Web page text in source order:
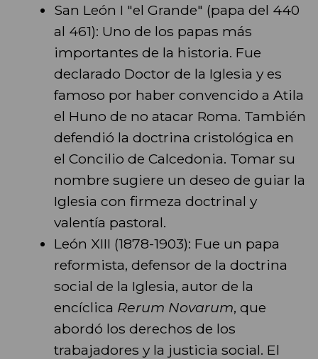
San León I "el Grande" (papa del 440
al 461): Uno de los papas más
importantes de la historia. Fue
declarado Doctor de la Iglesia y es
famoso por haber convencido a Atila
el Huno de no atacar Roma. También
defendió la doctrina cristológica en
el Concilio de Calcedonia. Tomar su
nombre sugiere un deseo de guiar la
Iglesia con firmeza doctrinal y
valentía pastoral.
León XIII (1878-1903): Fue un papa
reformista, defensor de la doctrina
social de la Iglesia, autor de la
encíclica Rerum Novarum, que
abordó los derechos de los
trabajadores y la justicia social. El